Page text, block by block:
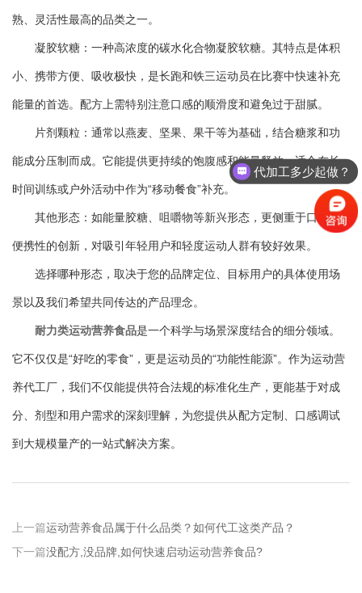
熟、灵活性最高的品类之一。
凝胶软糖：一种高浓度的碳水化合物凝胶软糖。其特点是体积
小、携带方便、吸收极快，是长跑和铁三运动员在比赛中快速补充
能量的首选。配方上需特别注意口感的顺滑度和避免过于甜腻。
片剂颗粒：通常以燕麦、坚果、果干等为基础，结合糖浆和功
能成分压制而成。它能提供更持续的饱腹感和能量释放，适合在长
时间训练或户外活动中作为“移动餐食”补充。
其他形态：如能量胶糖、咀嚼物等新兴形态，更侧重于口感和
便携性的创新，对吸引年轻用户和轻度运动人群有较好效果。
选择哪种形态，取决于您的品牌定位、目标用户的具体使用场
景以及我们希望共同传达的产品理念。
耐力类运动营养食品是一个科学与场景深度结合的细分领域。
它不仅仅是“好吃的零食”，更是运动员的“功能性能源”。作为运动营
养代工厂，我们不仅能提供符合法规的标准化生产，更能基于对成
分、剂型和用户需求的深刻理解，为您提供从配方定制、口感调试
到大规模量产的一站式解决方案。
上一篇运动营养食品属于什么品类？如何代工这类产品？
下一篇没配方,没品牌,如何快速启动运动营养食品?
代加工多少起做？